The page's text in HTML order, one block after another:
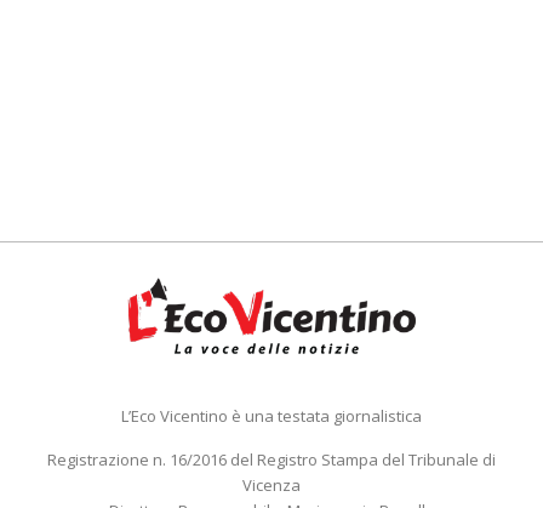
L’Eco Vicentino è una testata giornalistica
Registrazione n. 16/2016 del Registro Stampa del Tribunale di
Vicenza